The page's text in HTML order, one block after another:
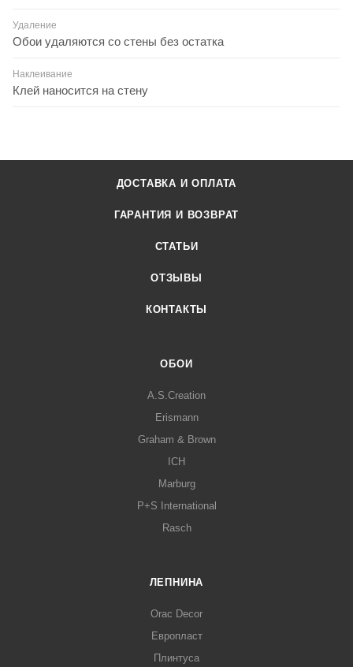
Удаление
Обои удаляются со стены без остатка
Наклеивание
Клей наносится на стену
ДОСТАВКА И ОПЛАТА
ГАРАНТИЯ И ВОЗВРАТ
СТАТЬИ
ОТЗЫВЫ
КОНТАКТЫ
ОБОИ
A.S.Creation
Erismann
Graham & Brown
ICH
Marburg
P+S International
Rasch
ЛЕПНИНА
Orac Decor
Европласт
Плинтуса